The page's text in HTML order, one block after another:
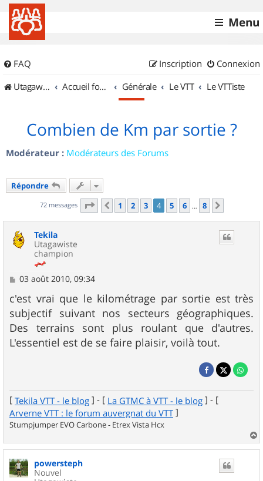
Menu
FAQ Connexion
Inscription
UtagawaVTT (Randos VTT et VTTAE avec traces GPS)
Accueil forum Générale Le VTT Le VTTiste
Combien de Km par sortie ?
Modérateur : Modérateurs des Forums
Répondre
72 messages Page 4sur8
Précédent
1 2 3 4 5 6 … 8
Tekila
Utagawiste
champion
M
s
s
a
g
e
03 août 2010, 09:34
c'est vrai que le kilométrage par sortie est très
subjectif suivant nos secteurs géographiques.
Des terrains sont plus roulant que d'autres.
L'essentiel est de se faire plaisir, voilà tout.
[ Tekila VTT - le blog ] - [ La GTMC à VTT - le blog ] - [
Arverne VTT : le forum auvergnat du VTT ]
Stumpjumper EVO Carbone - Etrex Vista Hcx
a
u
powersteph
Nouvel